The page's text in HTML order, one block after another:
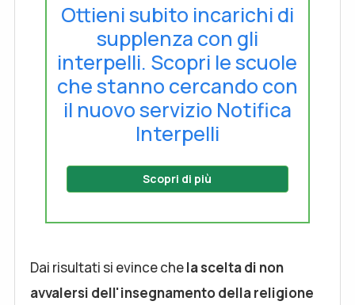
Ottieni subito incarichi di
supplenza con gli
interpelli. Scopri le scuole
che stanno cercando con
il nuovo servizio Notifica
Interpelli
Scopri di più
Dai risultati si evince chela scelta di non
avvalersi dell'insegnamento della religione